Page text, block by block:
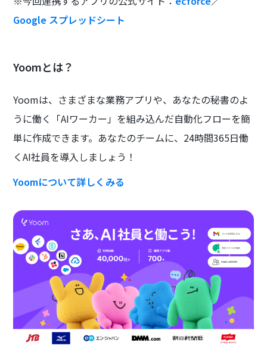
Google スプレッドシート
Yoomとは？
Yoomは、さまざまな業務アプリや、あなたの秘書のよ
うに働く「AIワーカー」を組み込んだ自動化フローを簡
単に作成できます。あなたのチームに、24時間365日働
くAI社員を導入しましょう！
Yoomについて詳しくみる